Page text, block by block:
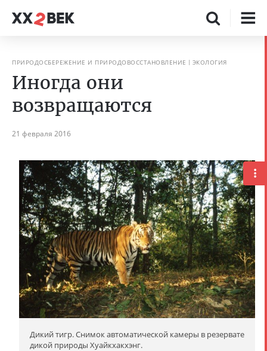
ПРИРОДОСБЕРЕЖЕНИЕ И ПРИРОДОВОССТАНОВЛЕНИЕ ЭКОЛОГИЯ
Иногда они
возвращаются
21 февраля 2016
Дикий тигр. Снимок автоматической камеры в резервате
дикой природы Хуайкхакхэнг.